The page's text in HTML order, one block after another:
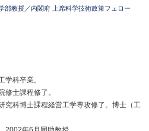
部教授／内閣府 上席科学技術政策フェロー
学科卒業。
修士課程修了。
究科博士課程経営工学専攻修了。博士（工